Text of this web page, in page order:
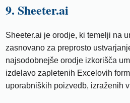
9. Sheeter.ai
Sheeter.ai je orodje, ki temelji na
zasnovano za preprosto
najsodobnejše orodje izkorišča
izdelavo zapletenih Excelovih
uporabniških poizvedb, izraženih